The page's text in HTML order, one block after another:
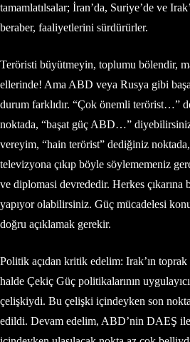
tamamlatılsalar; İran’da, Suriye’de ve
beraber, faaliyetlerini sürdürürler.
Teröristi büyütmeyin, toplumu bölendir,
ellerinde! Ama ABD veya Rusya gibi
durum farklıdır. “Çok önemli terörist…”
noktada, “başat güç ABD…”
vereyim, “hain terörist” dediğiniz
televizyona çıkıp böyle söylememeniz
ve diplomasi devrededir. Herkes çıkarına
yapıyor olabilirsiniz. Güç mücadelesi
doğru açıklamak gerekir.
Politik açıdan kritik edelim: Irak’ın
halde Çekiç Güç politikalarının
çelişkiydi. Bu çelişki içindeyken son
edildi. Devam edelim, ABD’nin DAEŞ